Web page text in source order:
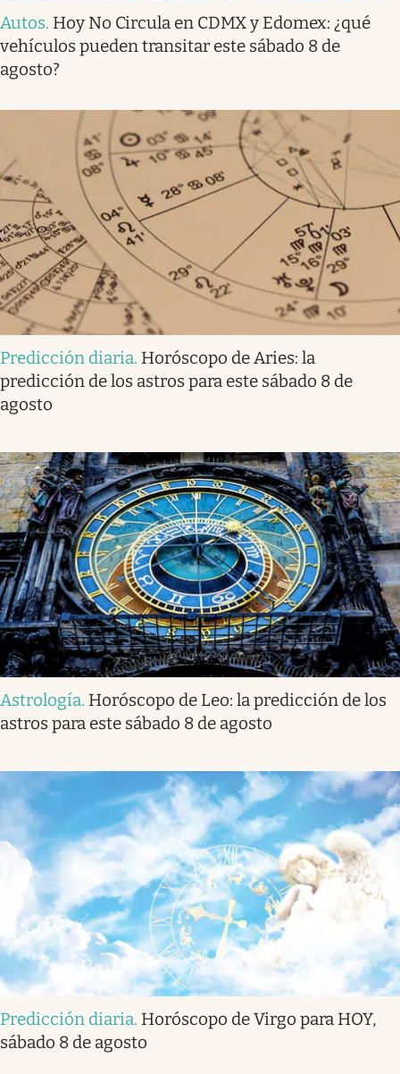
Autos. Hoy No Circula en CDMX y Edomex: ¿qué
vehículos pueden transitar este sábado 8 de
agosto?
Predicción diaria. Horóscopo de Aries: la
predicción de los astros para este sábado 8 de
agosto
Astrología. Horóscopo de Leo: la predicción de los
astros para este sábado 8 de agosto
Predicción diaria. Horóscopo de Virgo para HOY,
sábado 8 de agosto